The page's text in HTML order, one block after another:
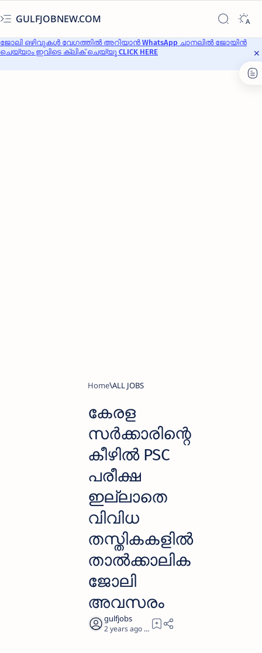
GULFJOBNEW.COM
ജോലി ഒഴിവുകൾ വേഗത്തിൽ അറിയാൻ WhatsApp ചാനലിൽ ജോയിൻ
ചെയ്യാം ഇവിടെ ക്ലിക് ചെയ്യൂ CLICK HERE
Home ALL JOBS
കേരള
സര്‍ക്കാരിന്റെ
കീഴില്‍ PSC
പരീക്ഷ
ഇല്ലാതെ
വിവിധ
തസ്തികകളില്‍
താല്‍ക്കാലിക
ജോലി
അവസരം
2 years ago 2